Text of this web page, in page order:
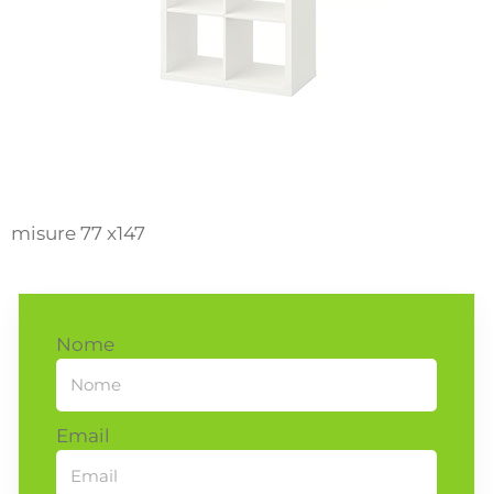
misure 77 x147
Nome
Email